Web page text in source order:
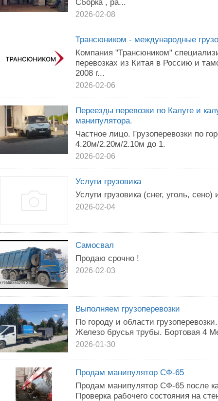
Сборка , ра...
2026-02-08
Трансюником - международные
Компания "Трансюником"
перевозках из Китая в Россию и
2008 г...
2026-02-06
Переезды перевозки по Калуге и
манипулятора.
Частное лицо. Грузоперевозки по
4.20м/2.20м/2.10м до 1.
2026-02-06
Услуги грузовика
Услуги грузовика (снег, уголь,
2026-02-04
Самосвал
Продаю срочно !
2026-02-03
Выполняем грузоперевозки
По городу и области
Железо брусья трубы. Бортовая 4
2026-01-30
Продам манипулятор СФ-65
Продам манипулятор СФ-65 после
Проверка рабочего состояния на